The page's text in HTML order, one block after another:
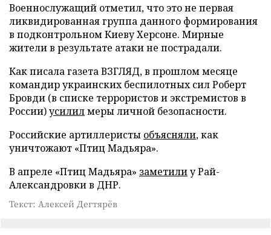
Военнослужащий отметил, что это не первая
ликвидированная группа данного формирования
в подконтрольном Киеву Херсоне. Мирные
жители в результате атаки не пострадали.
Как писала газета ВЗГЛЯД, в прошлом месяце
командир украинских беспилотных сил Роберт
Бровди (в списке террористов и экстремистов в
России)усилилмеры личной безопасности.
Российские артиллеристы объясняли, как
уничтожают «Птиц Мадьяра».
В апреле «Птиц Мадьяра» заметилиу Рай-
Александровки в ДНР.
Текст: Алексей Дегтярёв